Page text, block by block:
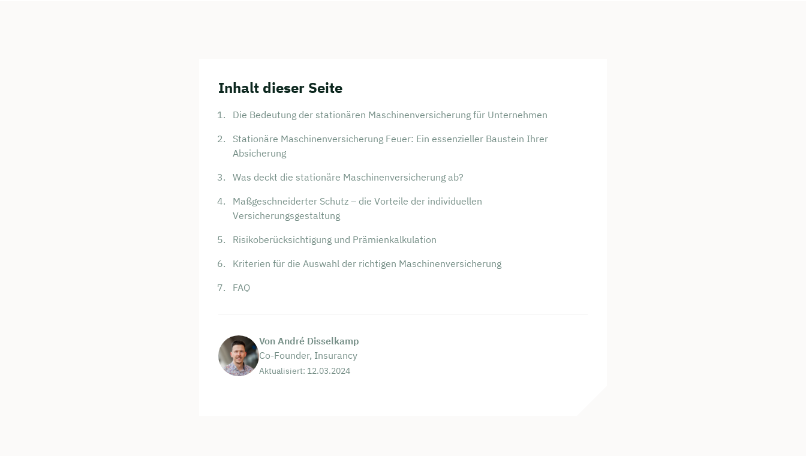
Inhalt dieser Seite
Die Bedeutung der stationären Maschinenversicherung für Unternehmen
Stationäre Maschinenversicherung Feuer: Ein essenzieller Baustein Ihrer
Absicherung
Was deckt die stationäre Maschinenversicherung ab?
Maßgeschneiderter Schutz – die Vorteile der individuellen
Versicherungsgestaltung
Risikoberücksichtigung und Prämienkalkulation
Kriterien für die Auswahl der richtigen Maschinenversicherung
FAQ
Von André Disselkamp
Co-Founder, Insurancy
Aktualisiert: 12.03.2024